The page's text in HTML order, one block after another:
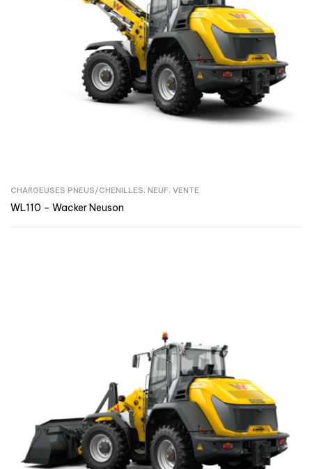
CHARGEUSES PNEUS/CHENILLES, NEUF, VENTE
WL110 – Wacker Neuson